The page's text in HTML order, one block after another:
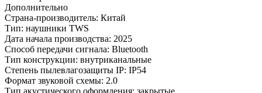
Дополнительно
Страна-производитель: Китай
Тип: наушники TWS
Дата начала производства: 2025
Способ передачи сигнала: Bluetooth
Тип конструкции: внутриканальные
Степень пылевлагозащиты IP: IP54
Формат звуковой схемы: 2.0
Тип акустического оформления: закрытые